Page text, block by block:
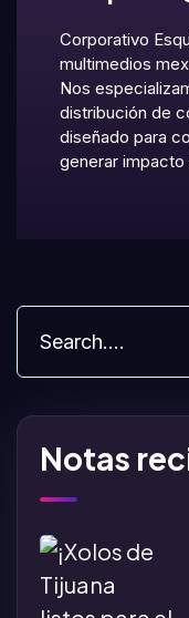
Corporativo
multimedios
Nos
distribución de
diseñado para
generar
Notas